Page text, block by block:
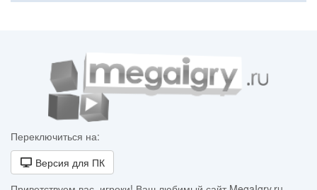
Переключиться на:
Версия для ПК